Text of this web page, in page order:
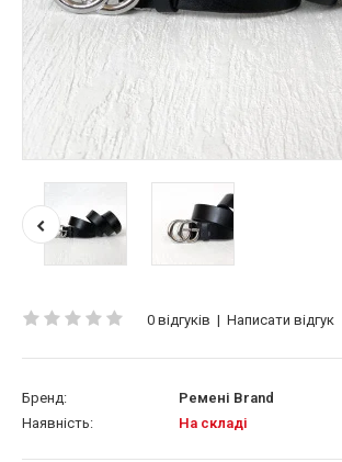
0 відгуків | Написати відгук
Бренд:
Ремені Brand
Наявність:
На складі